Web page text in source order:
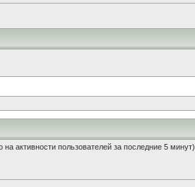
активности пользователей за последние 5 минут)